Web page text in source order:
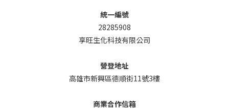
統一編號
28285908
享旺生化科技有限公司
營登地址
高雄市新興區德順街11號3樓
商業合作信箱